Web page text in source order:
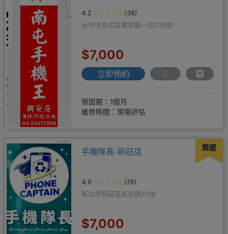
4.2
(38)
台中市北屯區興安路一段236號
$7,000
立即預約
保固期：1個月
維修時間：現場評估
精選
手機隊長-新莊店
4.9
(76)
新北市新莊區民安路93號
$7,000